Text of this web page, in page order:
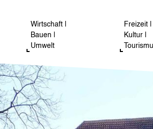
Wirtschaft |
Bauen |
Umwelt
Freizeit |
Kultur |